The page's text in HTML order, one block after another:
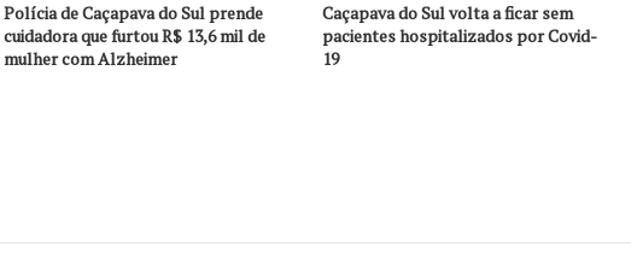
Polícia de Caçapava do Sul prende
cuidadora que furtou R$ 13,6 mil de
mulher com Alzheimer
Caçapava do Sul volta a ficar sem
pacientes hospitalizados por Covid-
19